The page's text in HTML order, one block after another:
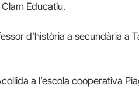
Educatiu.
d’història a secundària a
a l’escola cooperativa